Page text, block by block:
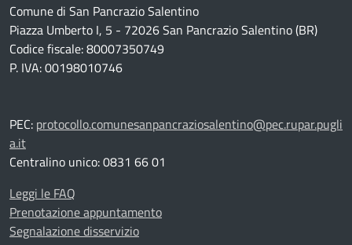
Comune di San Pancrazio Salentino
Piazza Umberto I, 5 - 72026 San Pancrazio Salentino (BR)
Codice fiscale: 80007350749
P. IVA: 00198010746
PEC: protocollo.comunesanpancraziosalentino@pec.rupar.pugli
a.it
Centralino unico: 0831 66 01
Leggi le FAQ
Prenotazione appuntamento
Segnalazione disservizio